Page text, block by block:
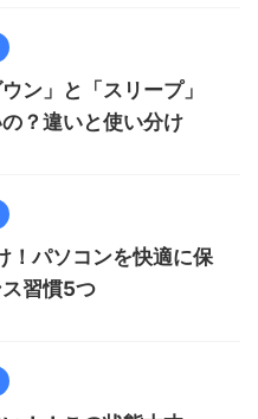
ン」と「スリープ」
？違いと使い分け
！パソコンを快適に保
習慣5つ